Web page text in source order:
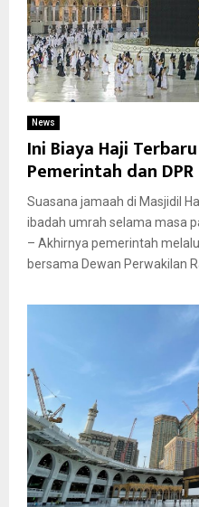
News
Ini Biaya Haji
Pemerintah dan DPR
Suasana jamaah di Masjidil
ibadah umrah selama masa
– Akhirnya pemerintah
bersama Dewan Perwakilan